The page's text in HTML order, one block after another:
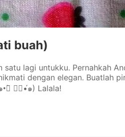
buah)
lagi untukku. Pernahkah
dengan elegan. Buatlah
(๑•॒̀ ູ॒•́๑) Lalala!